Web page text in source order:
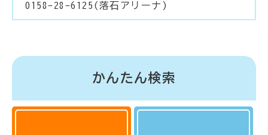
0158-28-6125(落石アリーナ)
かんたん検索